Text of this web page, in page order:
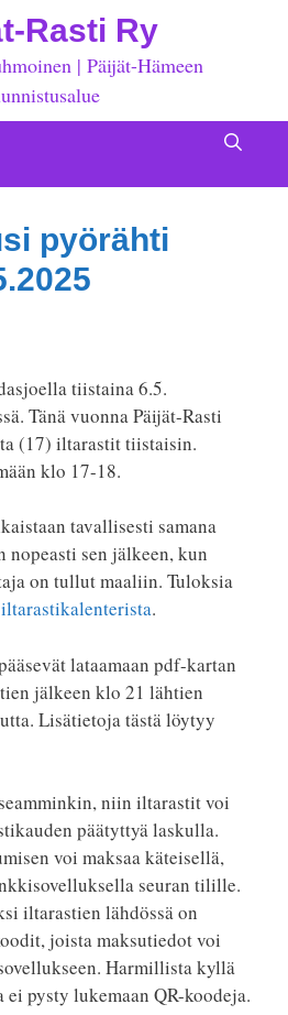
Rasti Ry
| Päijät-Hämeen
pyörähti
tiistaina 6.5.
Tänä vuonna Päijät-Rasti
(17) iltarastit tiistaisin.
klo 17-18.
tavallisesti samana
sen jälkeen, kun
on tullut maaliin. Tuloksia
iltarastikalenterista.
lataamaan pdf-kartan
jälkeen klo 21 lähtien
Lisätietoja tästä löytyy
niin iltarastit voi
päätyttyä laskulla.
voi maksaa käteisellä,
seuran tilille.
iltarastien lähdössä on
joista maksutiedot voi
Harmillista kyllä
pysty lukemaan QR-koodeja.